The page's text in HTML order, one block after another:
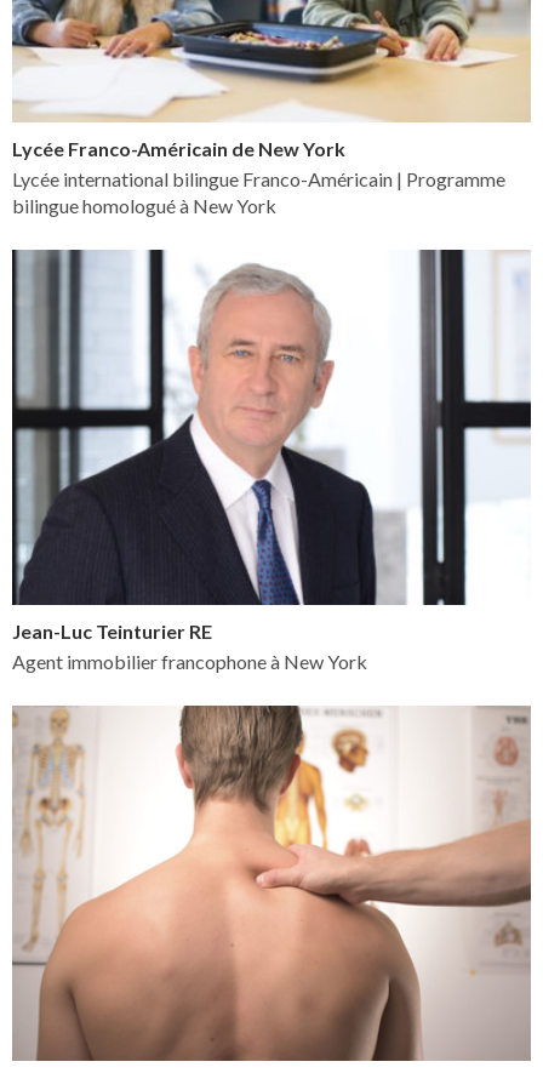
Lycée Franco-Américain de New York
Lycée international bilingue Franco-Américain | Programme
bilingue homologué à New York
Jean-Luc Teinturier RE
Agent immobilier francophone à New York